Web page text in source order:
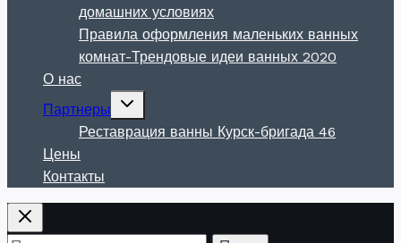
домашних условиях
Правила оформления маленьких ванных
комнат-Трендовые идеи ванных 2020
О нас
Партнеры
Развернуть
дочернее
Реставрация ванны Курск-бригада 46
Цены
Контакты